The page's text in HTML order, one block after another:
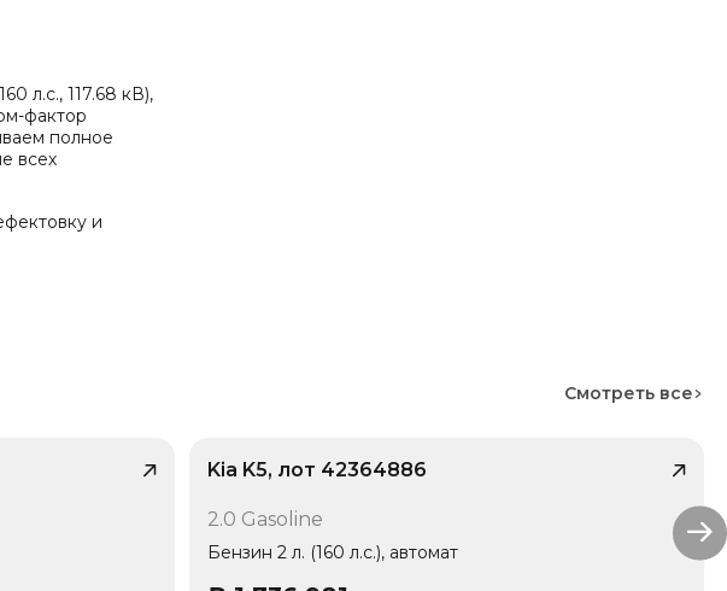
л.с., 117.68 кВ),
фактор
полное
всех
и
не
Смотреть все
Kia K5, лот 42364886
1 владелец
2.0 Gasoline
Бензин 2 л. (160 л.с.), автомат